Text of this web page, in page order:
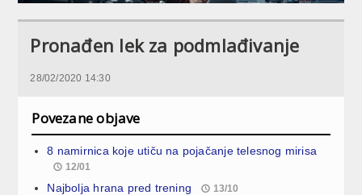
Pronađen lek za podmlađivanje
28/02/2020 14:30
Povezane objave
8 namirnica koje utiču na pojačanje telesnog mirisa
12/01
Najbolja hrana pred trening 13/10